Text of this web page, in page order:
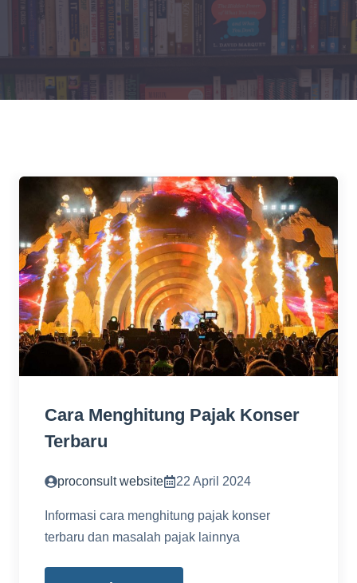
Cara Menghitung Pajak Konser
Terbaru
proconsult website 22 April 2024
Informasi cara menghitung pajak konser
terbaru dan masalah pajak lainnya